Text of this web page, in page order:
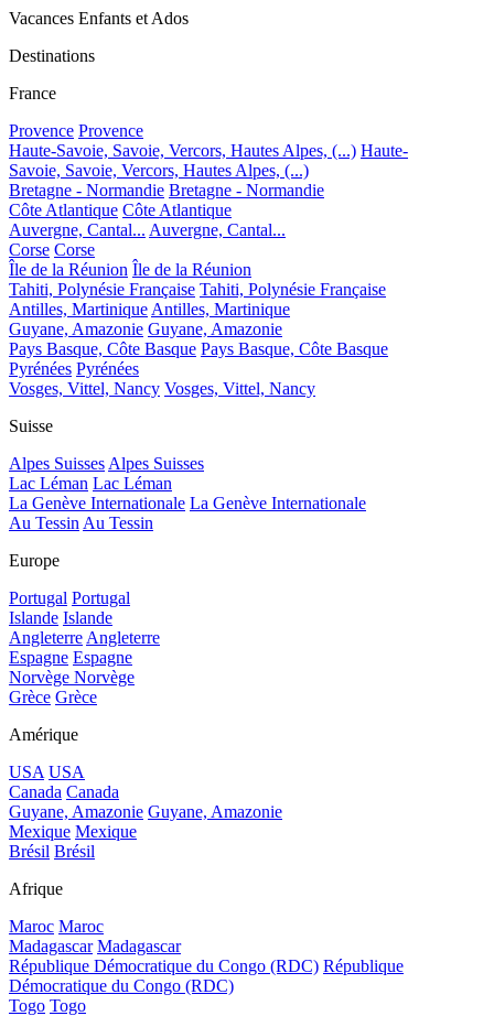
Vacances Enfants et Ados
Destinations
France
Provence Provence
Haute-Savoie, Savoie, Vercors, Hautes Alpes, (...) Haute-
Savoie, Savoie, Vercors, Hautes Alpes, (...)
Bretagne - Normandie Bretagne - Normandie
Côte Atlantique Côte Atlantique
Auvergne, Cantal... Auvergne, Cantal...
Corse Corse
Île de la Réunion Île de la Réunion
Tahiti, Polynésie Française Tahiti, Polynésie Française
Antilles, Martinique Antilles, Martinique
Guyane, Amazonie Guyane, Amazonie
Pays Basque, Côte Basque Pays Basque, Côte Basque
Pyrénées Pyrénées
Vosges, Vittel, Nancy Vosges, Vittel, Nancy
Suisse
Alpes Suisses Alpes Suisses
Lac Léman Lac Léman
La Genève Internationale La Genève Internationale
Au Tessin Au Tessin
Europe
Portugal Portugal
Islande Islande
Angleterre Angleterre
Espagne Espagne
Norvège Norvège
Grèce Grèce
Amérique
USA USA
Canada Canada
Guyane, Amazonie Guyane, Amazonie
Mexique Mexique
Brésil Brésil
Afrique
Maroc Maroc
Madagascar Madagascar
République Démocratique du Congo (RDC) République
Démocratique du Congo (RDC)
Togo Togo